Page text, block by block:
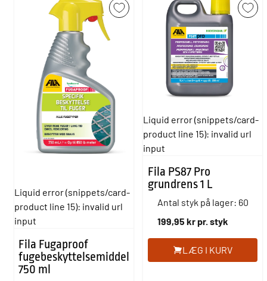
Liquid error (snippets/card-
product line 15): invalid url
input
Fila Fugaproof
fugebeskyttelsemiddel
750 ml
Liquid error (snippets/card-
product line 15): invalid url
input
Fila PS87 Pro
grundrens 1 L
Antal styk på lager: 60
199,95 kr pr. styk
LÆG I KURV